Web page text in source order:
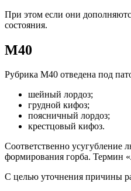
При этом если они
состояния.
М40
Рубрика М40 отведена под
шейный лордоз;
грудной кифоз;
поясничный лордоз;
крестцовый кифоз.
Соответственно усугубление
формирования горба. Термин
С целью уточнения причины